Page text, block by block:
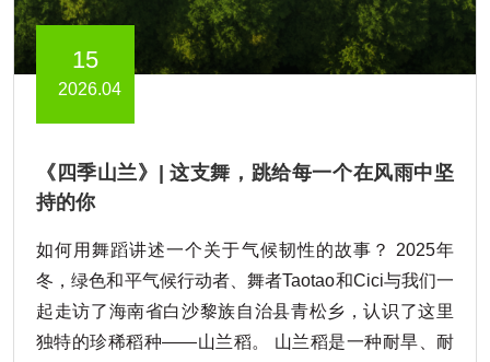
15
2026.04
《四季山兰》| 这支舞，跳给每一个在风雨中坚
持的你
如何用舞蹈讲述一个关于气候韧性的故事？ 2025年
冬，绿色和平气候行动者、舞者Taotao和Cici与我们一
起走访了海南省白沙黎族自治县青松乡，认识了这里
独特的珍稀稻种——山兰稻。 山兰稻是一种耐旱、耐